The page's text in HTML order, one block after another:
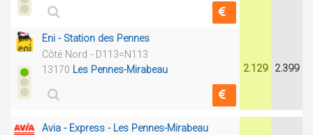
Eni - Station des Pennes
Côté Nord - D113=N113
13170 Les Pennes-Mirabeau 2.129 2.399
Avia - Express - Les Pennes-Mirabeau